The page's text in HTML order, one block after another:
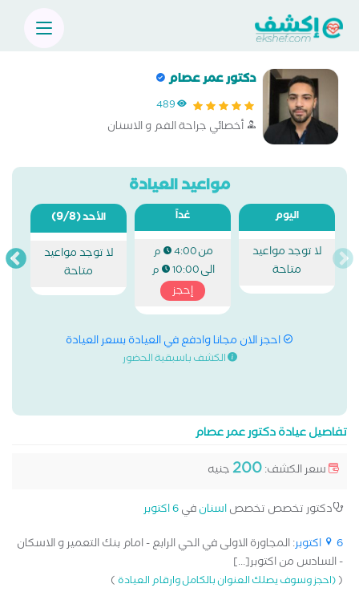
دكتور عمر عصام
489
أخصائي جراحة الفم و الاسنان
مواعيد العيادة
اليوم
لا توجد مواعيد
متاحة
غداً
من4:00 م
الى10:00 م
إحجز
الأحد(9/8)
لا توجد مواعيد
متاحة
احجز الان مجانا وادفع في العيادة بسعر العيادة
الكشف باسبقية الحضور
تفاصيل عيادة دكتور عمر عصام
سعر الكشف:200جنيه
دكتور تخصص تخصصاسنانفي6 اكتوبر
6 اكتوبر
: المجاورة الاولى في الحي الرابع - امام بنك التعمير و الاسكان
- السادس من اكتوبر[...]
((احجز وسوف يصلك العنوان بالكامل وارقام العيادة)